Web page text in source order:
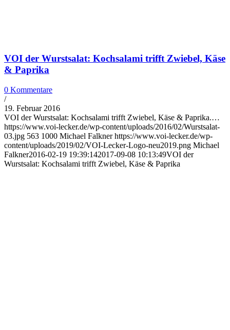
VOI der Wurstsalat: Kochsalami trifft Zwiebel, Käse
& Paprika
0 Kommentare
/
19. Februar 2016
VOI der Wurstsalat: Kochsalami trifft Zwiebel, Käse & Paprika.…
https://www.voi-lecker.de/wp-content/uploads/2016/02/Wurstsalat-
03.jpg 563 1000 Michael Falkner https://www.voi-lecker.de/wp-
content/uploads/2019/02/VOI-Lecker-Logo-neu2019.png Michael
Falkner2016-02-19 19:39:142017-09-08 10:13:49VOI der
Wurstsalat: Kochsalami trifft Zwiebel, Käse & Paprika